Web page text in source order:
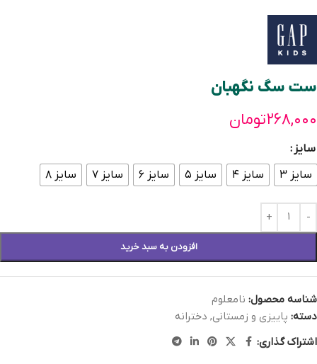
ست سگ نگهبان
۲۶۸,۰۰۰تومان
سایز
سایز ۳
سایز ۴ سایز ۵ سایز ۶ سایز ۷ سایز ۸
افزودن به سبد خرید
شناسه محصول: نامعلوم
دسته: پاییزی و زمستانی, دخترانه
اشتراک گذاری: